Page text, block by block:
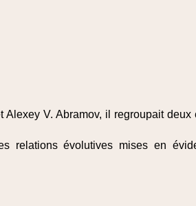
Alexey V. Abramov, il regroupait
relations évolutives mises en